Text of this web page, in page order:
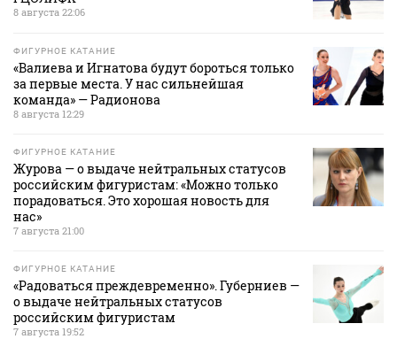
8 августа 22:06
ФИГУРНОЕ КАТАНИЕ
«Валиева и Игнатова будут бороться только
за первые места. У нас сильнейшая
команда» — Радионова
8 августа 12:29
ФИГУРНОЕ КАТАНИЕ
Журова — о выдаче нейтральных статусов
российским фигуристам: «Можно только
порадоваться. Это хорошая новость для
нас»
7 августа 21:00
ФИГУРНОЕ КАТАНИЕ
«Радоваться преждевременно». Губерниев —
о выдаче нейтральных статусов
российским фигуристам
7 августа 19:52